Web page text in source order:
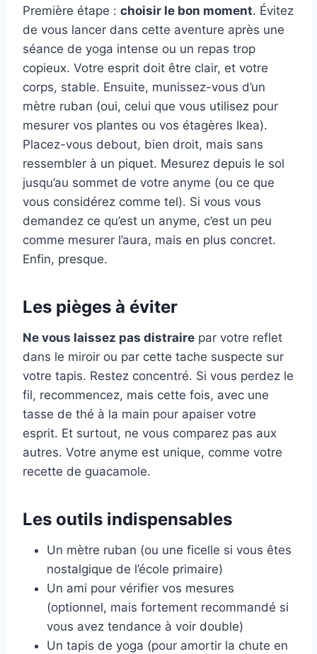
Première étape : choisir le bon moment. Évitez
de vous lancer dans cette aventure après une
séance de yoga intense ou un repas trop
copieux. Votre esprit doit être clair, et votre
corps, stable. Ensuite, munissez-vous d’un
mètre ruban (oui, celui que vous utilisez pour
mesurer vos plantes ou vos étagères Ikea).
Placez-vous debout, bien droit, mais sans
ressembler à un piquet. Mesurez depuis le sol
jusqu’au sommet de votre anyme (ou ce que
vous considérez comme tel). Si vous vous
demandez ce qu’est un anyme, c’est un peu
comme mesurer l’aura, mais en plus concret.
Enfin, presque.
Les pièges à éviter
Ne vous laissez pas distraire par votre reflet
dans le miroir ou par cette tache suspecte sur
votre tapis. Restez concentré. Si vous perdez le
fil, recommencez, mais cette fois, avec une
tasse de thé à la main pour apaiser votre
esprit. Et surtout, ne vous comparez pas aux
autres. Votre anyme est unique, comme votre
recette de guacamole.
Les outils indispensables
Un mètre ruban (ou une ficelle si vous êtes
nostalgique de l’école primaire)
Un ami pour vérifier vos mesures
(optionnel, mais fortement recommandé si
vous avez tendance à voir double)
Un tapis de yoga (pour amortir la chute en